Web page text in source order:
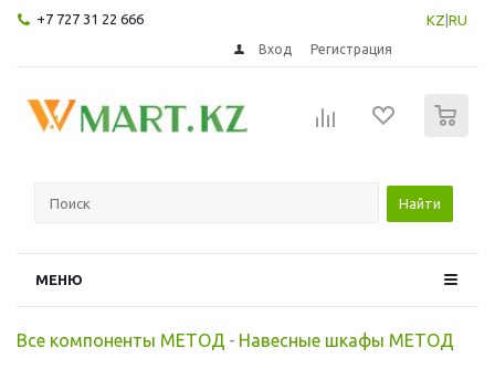
+7 727 31 22 666 KZ RU
Вход Регистрация
Найти
МЕНЮ
Все компоненты МЕТОД - Навесные шкафы МЕТОД